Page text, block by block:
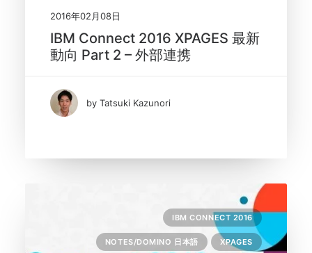
2016年02月08日
IBM Connect 2016 XPAGES 最新
動向 Part 2 – 外部連携
by Tatsuki Kazunori
IBM CONNECT 2016
NOTES/DOMINO 日本語 XPAGES